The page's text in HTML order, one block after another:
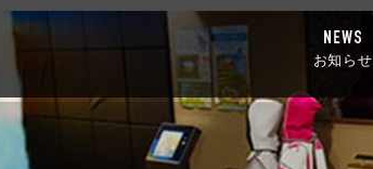
葉銀座CC
お知らせ